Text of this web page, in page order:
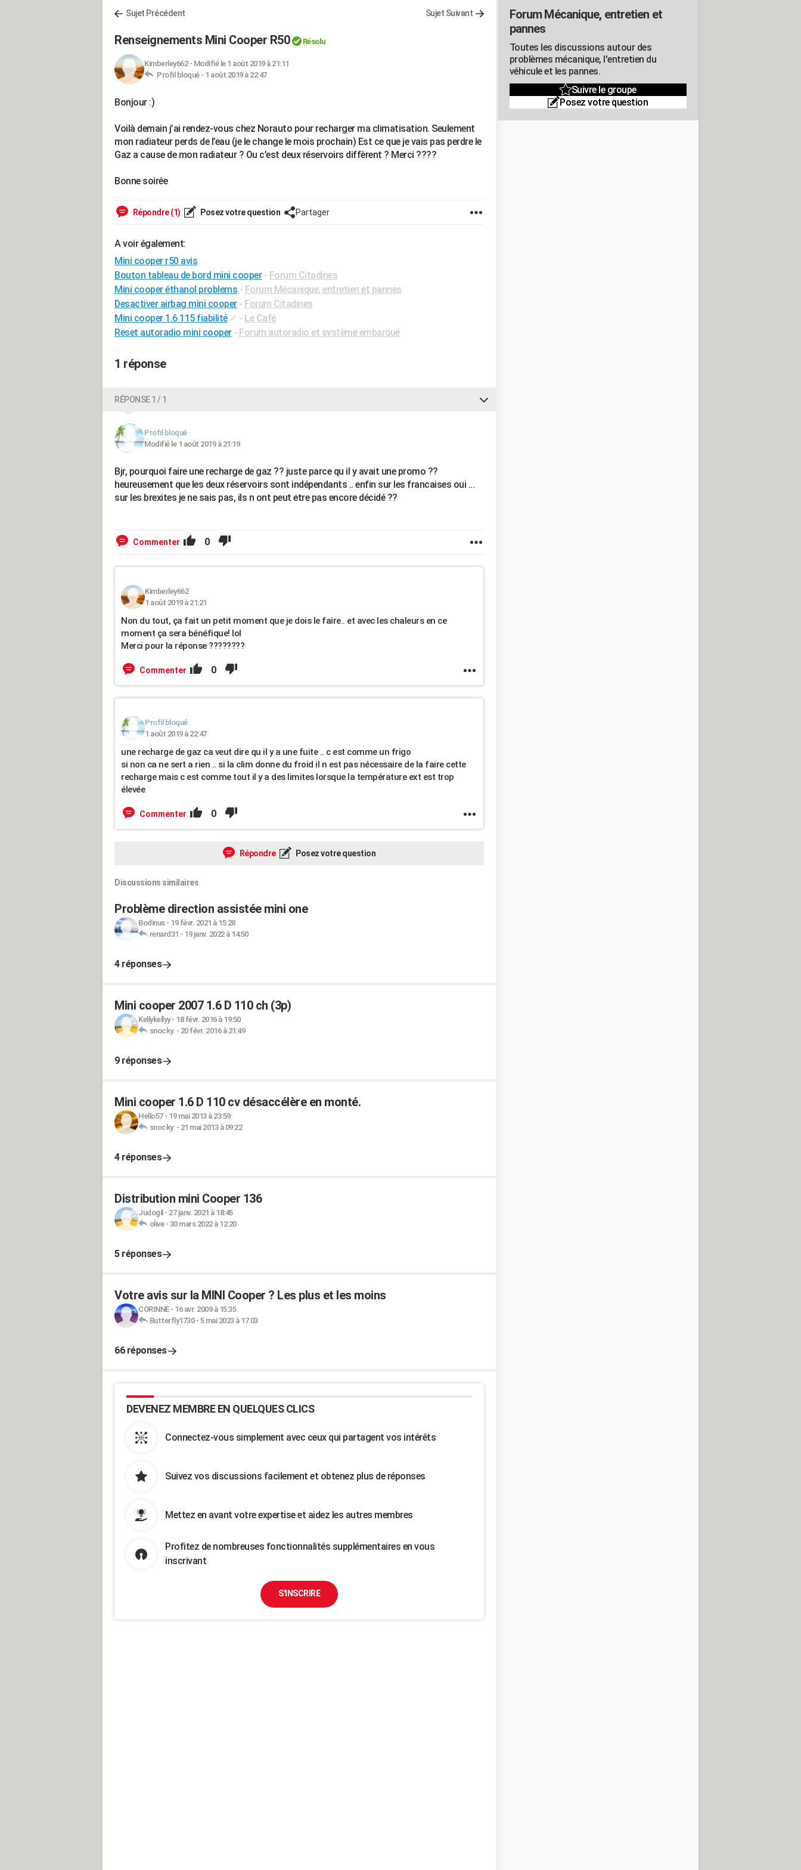
Sujet Précédent Sujet Suivant
Renseignements Mini Cooper R50 Résolu
Kimberley662- Modifié le 1 août 2019 à 21:11
Profil bloqué - 1 août 2019 à 22:47
Bonjour :)
Voilà demain j’ai rendez-vous chez Norauto pour recharger ma climatisation. Seulement
mon radiateur perds de l’eau (je le change le mois prochain) Est ce que je vais pas perdre le
Gaz a cause de mon radiateur ? Ou c’est deux réservoirs diffèrent ? Merci ????
Bonne soirée
Répondre (1) Posez votre question Partager
A voir également:
Mini cooper r50 avis
Bouton tableau de bord mini cooper - Forum Citadines
Mini cooper éthanol problems - Forum Mécanique, entretien et pannes
Desactiver airbag mini cooper - Forum Citadines
Mini cooper 1.6 115 fiabilité ✓ - Le Café
Reset autoradio mini cooper - Forum autoradio et système embarqué
1 réponse
RÉPONSE 1 / 1
Profil bloqué
Modifié le 1 août 2019 à 21:19
Bjr, pourquoi faire une recharge de gaz ?? juste parce qu il y avait une promo ??
heureusement que les deux réservoirs sont indépendants .. enfin sur les francaises oui ...
sur les brexites je ne sais pas, ils n ont peut etre pas encore décidé ??
Commenter 0
Kimberley662
1 août 2019 à 21:21
Non du tout, ça fait un petit moment que je dois le faire.. et avec les chaleurs en ce
moment ça sera bénéfique! lol
Merci pour la réponse ????????
Commenter 0
Profil bloqué
1 août 2019 à 22:47
une recharge de gaz ca veut dire qu il y a une fuite .. c est comme un frigo
si non ca ne sert a rien .. si la clim donne du froid il n est pas nécessaire de la faire cette
recharge mais c est comme tout il y a des limites lorsque la température ext est trop
élevée
Commenter 0
Répondre Posez votre question
Discussions similaires
Problème direction assistée mini one
Bodinus- 19 févr. 2021 à 15:28
renard31 - 19 janv. 2022 à 14:50
4 réponses
Mini cooper 2007 1.6 D 110 ch (3p)
Kellykellyy- 18 févr. 2016 à 19:50
snocky. - 20 févr. 2016 à 21:49
9 réponses
Mini cooper 1.6 D 110 cv désaccélère en monté.
Hello57- 19 mai 2013 à 23:59
snocky. - 21 mai 2013 à 09:22
4 réponses
Distribution mini Cooper 136
Judogil - 27 janv. 2021 à 18:45
olive- 30 mars 2022 à 12:20
5 réponses
Votre avis sur la MINI Cooper ? Les plus et les moins
CORINNE- 16 avr. 2009 à 15:35
Butterfly1730- 5 mai 2023 à 17:03
66 réponses
DEVENEZ MEMBRE EN QUELQUES CLICS
Connectez-vous simplement avec ceux qui partagent vos intérêts
Suivez vos discussions facilement et obtenez plus de réponses
Mettez en avant votre expertise et aidez les autres membres
Profitez de nombreuses fonctionnalités supplémentaires en vous
inscrivant
S'INSCRIRE
Forum Mécanique, entretien et
pannes
Toutes les discussions autour des
problèmes mécanique, l'entretien du
véhicule et les pannes.
Suivre le groupe
Posez votre question